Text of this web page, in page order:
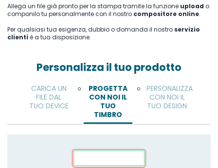
Allega un file già pronto per la stampa tramite la funzione upload o
componilo tu personalmente con il nostro compositore online.
Per qualsiasi tua esigenza, dubbio o domanda il nostro servizio
clienti è a tua disposizione.
Personalizza il tuo prodotto
CARICA UN
FILE DAL
TUO DEVICE
o
PROGETTA
CON NOI IL
TUO
TIMBRO
o
PERSONALIZZA
CON NOI IL
TUO DESIGN